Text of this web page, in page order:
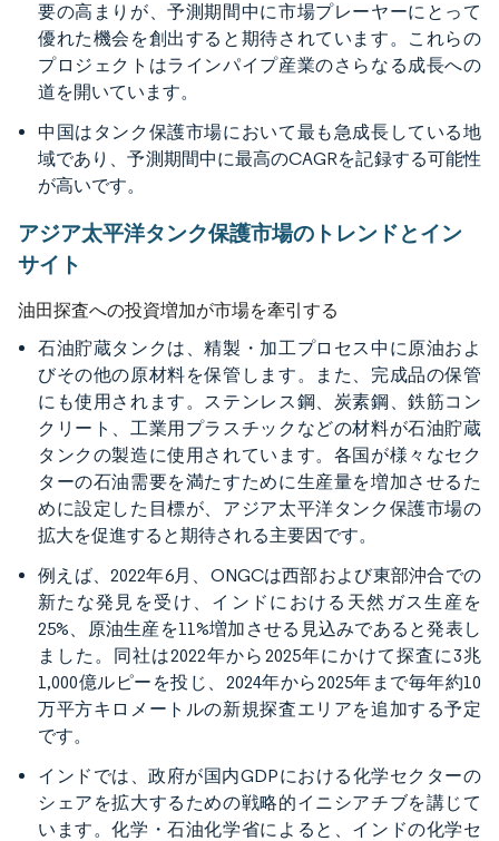
要の高まりが、予測期間中に市場プレーヤーにとって
優れた機会を創出すると期待されています。これらの
プロジェクトはラインパイプ産業のさらなる成長への
道を開いています。
中国はタンク保護市場において最も急成長している地
域であり、予測期間中に最高のCAGRを記録する可能性
が高いです。
アジア太平洋タンク保護市場のトレンドとイン
サイト
油田探査への投資増加が市場を牽引する
石油貯蔵タンクは、精製・加工プロセス中に原油およ
びその他の原材料を保管します。また、完成品の保管
にも使用されます。ステンレス鋼、炭素鋼、鉄筋コン
クリート、工業用プラスチックなどの材料が石油貯蔵
タンクの製造に使用されています。各国が様々なセク
ターの石油需要を満たすために生産量を増加させるた
めに設定した目標が、アジア太平洋タンク保護市場の
拡大を促進すると期待される主要因です。
例えば、2022年6月、ONGCは西部および東部沖合での
新たな発見を受け、インドにおける天然ガス生産を
25%、原油生産を11%増加させる見込みであると発表し
ました。同社は2022年から2025年にかけて探査に3兆
1,000億ルピーを投じ、2024年から2025年まで毎年約10
万平方キロメートルの新規探査エリアを追加する予定
です。
インドでは、政府が国内GDPにおける化学セクターの
シェアを拡大するための戦略的イニシアチブを講じて
います。化学・石油化学省によると、インドの化学セ